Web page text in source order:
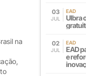
na
03
JUL
EAD
Ulbra
02
JUL
EAD
EAD
e